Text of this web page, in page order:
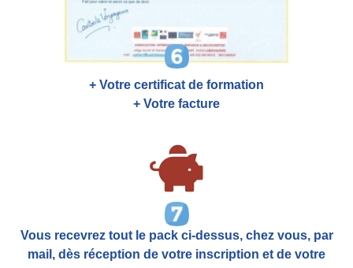
+ Votre certificat de formation
+ Votre facture
Vous recevrez tout le pack ci-dessus, chez vous, par
mail, dès réception de votre inscription et de votre